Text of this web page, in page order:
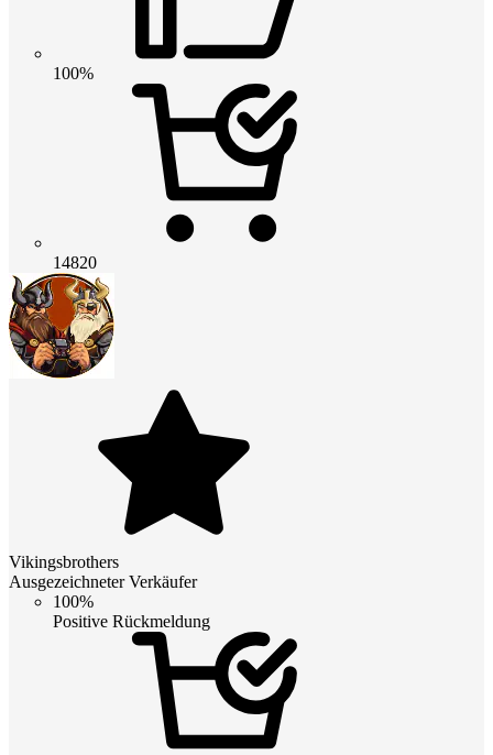
100%
14820
Vikingsbrothers
Ausgezeichneter Verkäufer
100%
Positive Rückmeldung